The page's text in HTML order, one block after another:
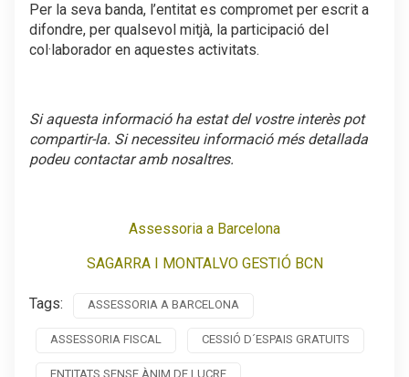
Per la seva banda, l’entitat es compromet per escrit a
difondre, per qualsevol mitjà, la participació del
col·laborador en aquestes activitats.
Si aquesta informació ha estat del vostre interès pot
compartir-la. Si necessiteu informació més detallada
podeu contactar amb nosaltres.
Assessoria a Barcelona
SAGARRA I MONTALVO GESTIÓ BCN
Tags: ASSESSORIA A BARCELONA
ASSESSORIA FISCAL CESSIÓ D´ESPAIS GRATUITS
ENTITATS SENSE ÀNIM DE LUCRE